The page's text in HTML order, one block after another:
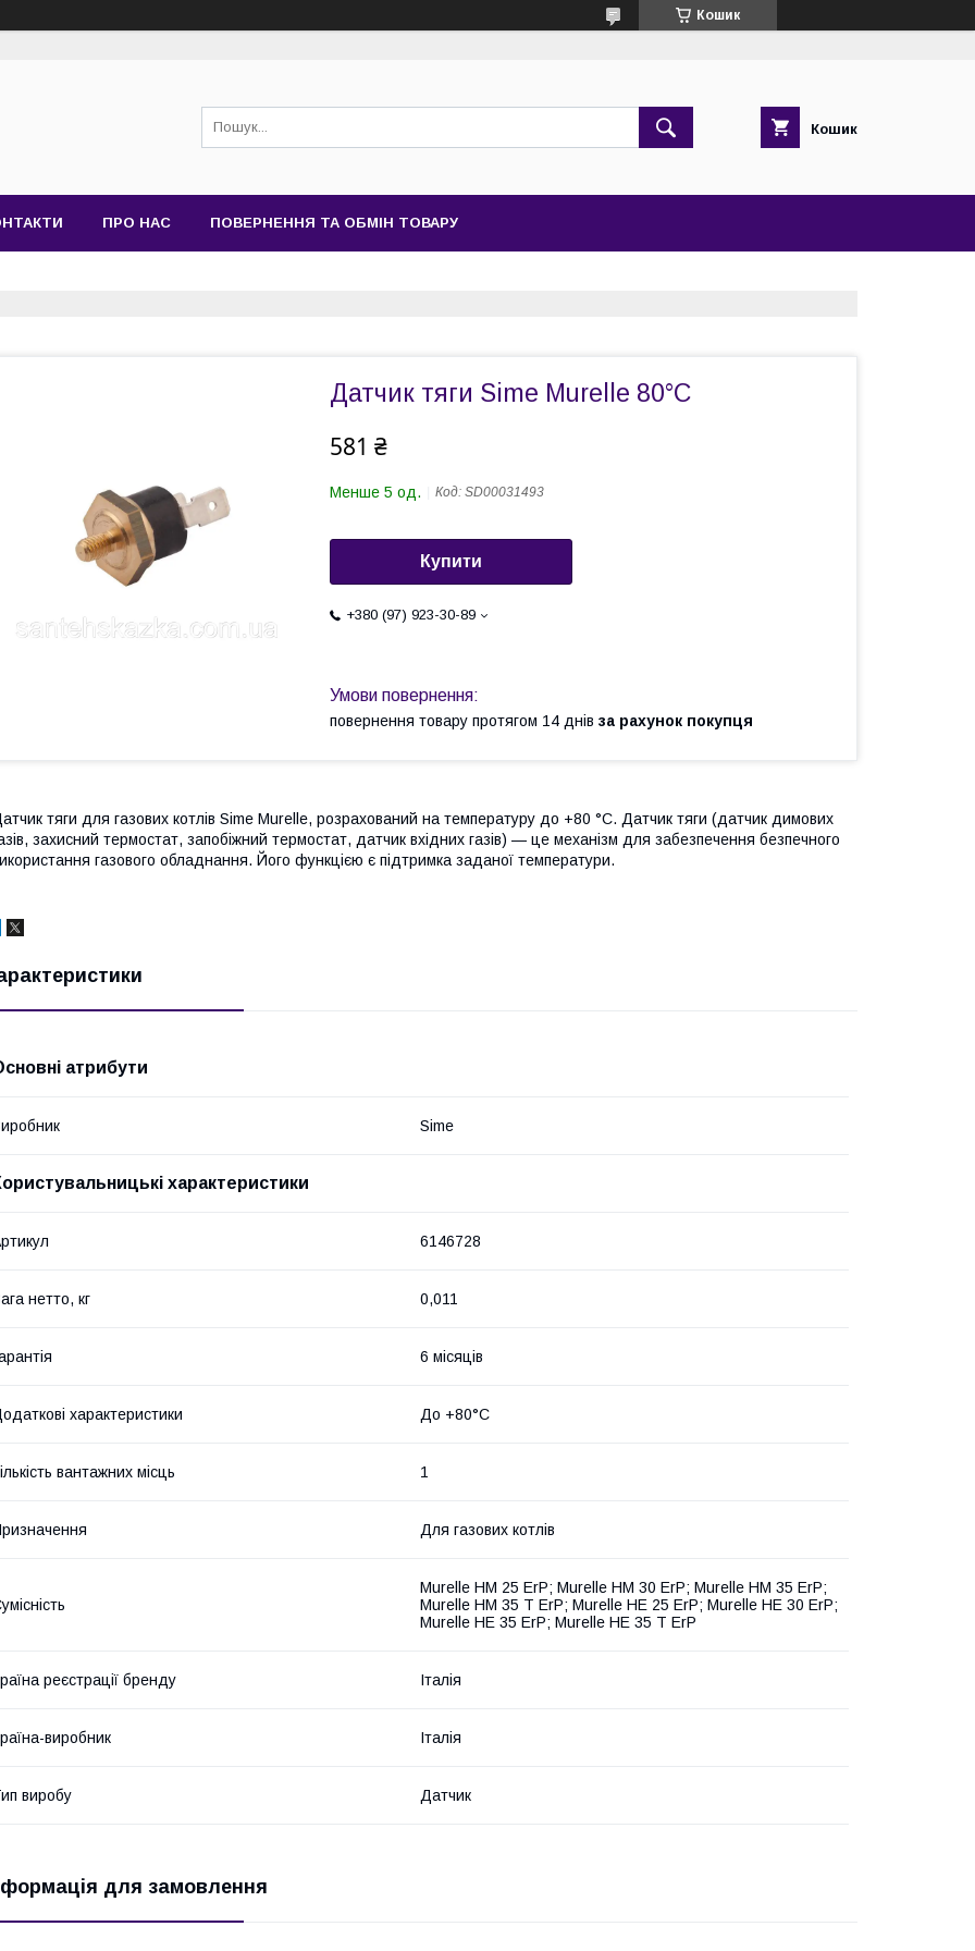
Кошик
Кошик
ПРО НАС ПОВЕРНЕННЯ ТА ОБМІН ТОВАРУ
Датчик тяги Sime Murelle 80°С
581 ₴
Менше 5 од. Код: SD00031493
Купити
+380 (97) 923-30-89
повернення товару протягом 14 днів за рахунок покупця
тяги для газових котлів Sime Murelle, розрахований на температуру до +80 °C. Датчик тяги (датчик димових
захисний термостат, запобіжний термостат, датчик вхідних газів) — це механізм для забезпечення безпечного
газового обладнання. Його функцією є підтримка заданої температури.
атрибути
Sime
характеристики
6146728
нетто, кг 0,011
6 місяців
характеристики До +80°С
вантажних місць 1
Для газових котлів
Murelle HM 25 ErP; Murelle HM 30 ErP; Murelle HM 35 ErP;
Murelle HM 35 T ErP; Murelle HE 25 ErP; Murelle HE 30 ErP;
Murelle HE 35 ErP; Murelle HE 35 T ErP
реєстрації бренду Італія
виробник Італія
виробу Датчик
для замовлення